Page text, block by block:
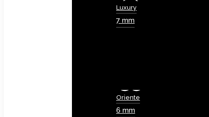
Luxury
7 mm
Oriente
6 mm